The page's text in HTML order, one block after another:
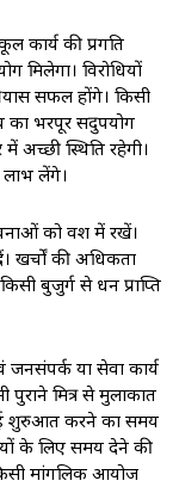
की प्रगति
मिलेगा। विरोधियों
सफल होंगे। किसी
का भरपूर सदुपयोग
में अच्छी स्थिति रहेगी।
लाभ लेंगे।
को वश में रखें।
खर्चों की अधिकता
बुजुर्ग से धन प्राप्ति
जनसंपर्क या सेवा कार्य
मित्र से मुलाकात
शुरुआत करने का समय
के लिए समय देने की
मांगलिक आयोज